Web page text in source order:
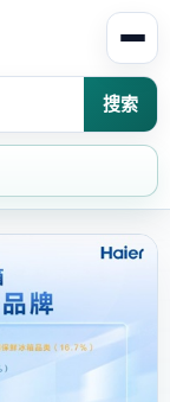
搜索